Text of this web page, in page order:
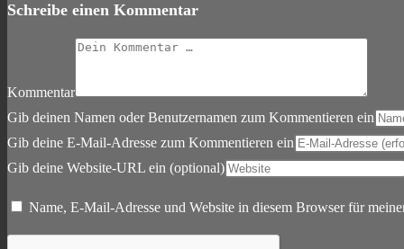
Schreibe einen Kommentar
Kommentar
Gib deinen Namen oder Benutzernamen zum Kommentieren ein
Gib deine E-Mail-Adresse zum Kommentieren ein
Gib deine Website-URL ein (optional)
Name, E-Mail-Adresse und Website in diesem Browser für